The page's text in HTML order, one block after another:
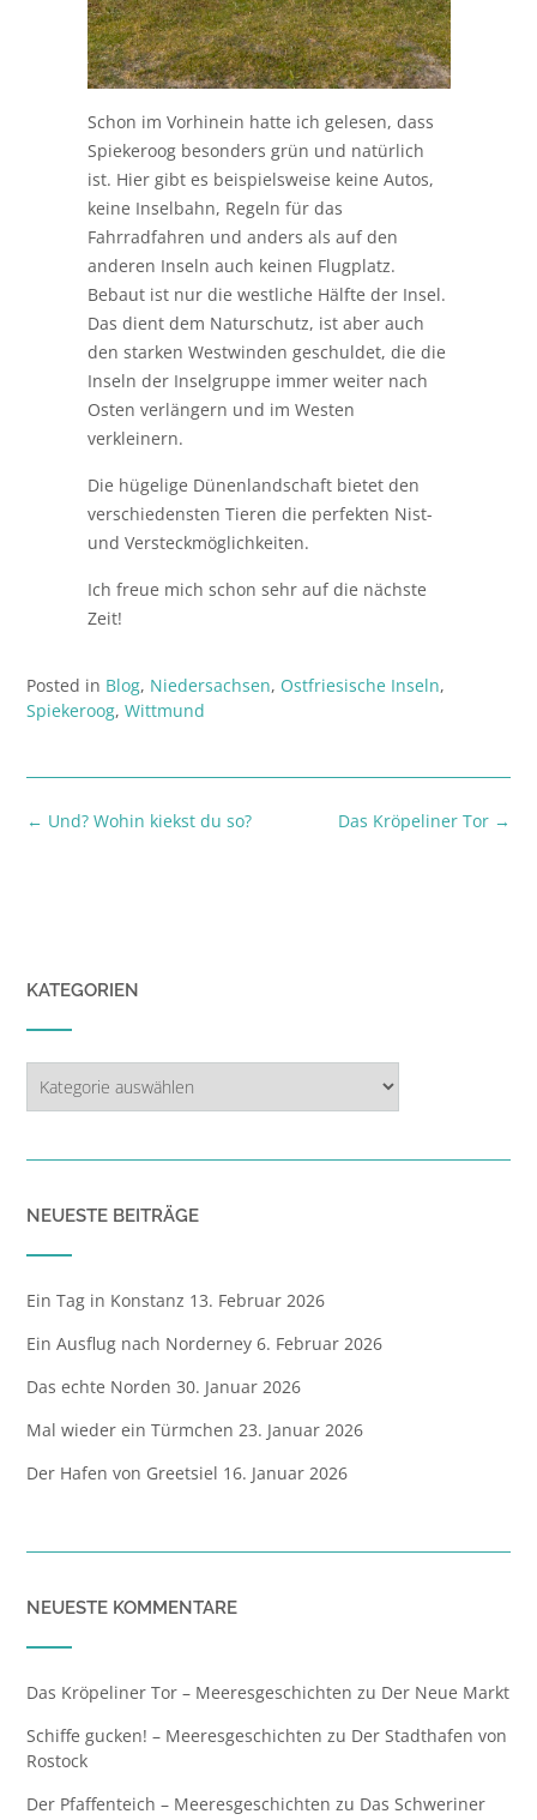
Schon im Vorhinein hatte ich gelesen, dass
Spiekeroog besonders grün und natürlich
ist. Hier gibt es beispielsweise keine Autos,
keine Inselbahn, Regeln für das
Fahrradfahren und anders als auf den
anderen Inseln auch keinen Flugplatz.
Bebaut ist nur die westliche Hälfte der Insel.
Das dient dem Naturschutz, ist aber auch
den starken Westwinden geschuldet, die die
Inseln der Inselgruppe immer weiter nach
Osten verlängern und im Westen
verkleinern.
Die hügelige Dünenlandschaft bietet den
verschiedensten Tieren die perfekten Nist-
und Versteckmöglichkeiten.
Ich freue mich schon sehr auf die nächste
Zeit!
Posted in Blog, Niedersachsen, Ostfriesische Inseln,
Spiekeroog, Wittmund
Post
Das Kröpeliner Tor →
← Und? Wohin kiekst du so?
KATEGORIEN
NEUESTE BEITRÄGE
Ein Tag in Konstanz 13. Februar 2026
Ein Ausflug nach Norderney 6. Februar 2026
Das echte Norden 30. Januar 2026
Mal wieder ein Türmchen 23. Januar 2026
Der Hafen von Greetsiel 16. Januar 2026
NEUESTE KOMMENTARE
Das Kröpeliner Tor – Meeresgeschichten zu Der Neue Markt
Schiffe gucken! – Meeresgeschichten zu Der Stadthafen von
Rostock
Der Pfaffenteich – Meeresgeschichten zu Das Schweriner